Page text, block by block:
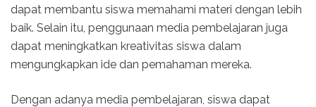
dapat membantu siswa memahami materi dengan lebih
baik. Selain itu, penggunaan media pembelajaran juga
dapat meningkatkan kreativitas siswa dalam
mengungkapkan ide dan pemahaman mereka.
Dengan adanya media pembelajaran, siswa dapat